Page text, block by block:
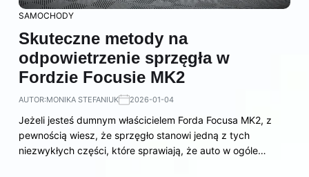
SAMOCHODY
Skuteczne metody na
odpowietrzenie sprzęgła w
Fordzie Focusie MK2
AUTOR:MONIKA STEFANIUK 2026-01-04
Jeżeli jesteś dumnym właścicielem Forda Focusa MK2, z
pewnością wiesz, że sprzęgło stanowi jedną z tych
niezwykłych części, które sprawiają, że auto w ogóle…